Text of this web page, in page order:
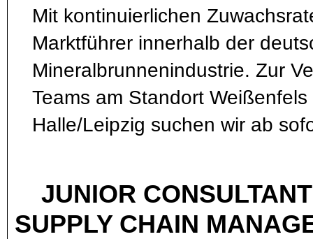
Mit kontinuierlichen
Marktführer innerhalb der
Mineralbrunnenindustrie. Zur
Teams am Standort Weißenfels
Halle/Leipzig suchen wir ab
JUNIOR
SUPPLY CHAIN